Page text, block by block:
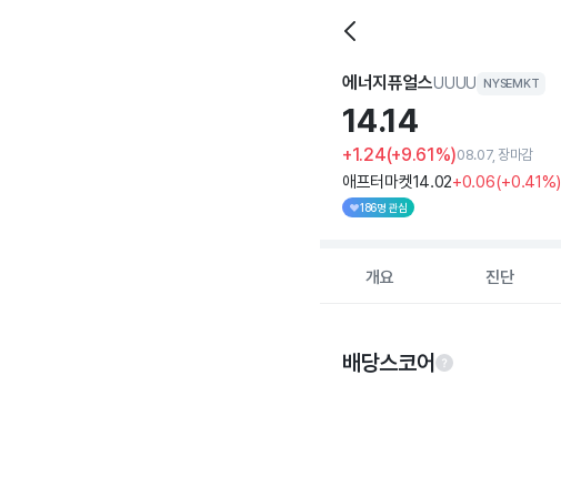
에너지퓨얼스UUUU NYSEMKT
14.14
+1.24(+9.61%)08.07, 장마감
애프터마켓14.02+0.06(+0.41%)
186명 관심
개요 진단
배당스코어